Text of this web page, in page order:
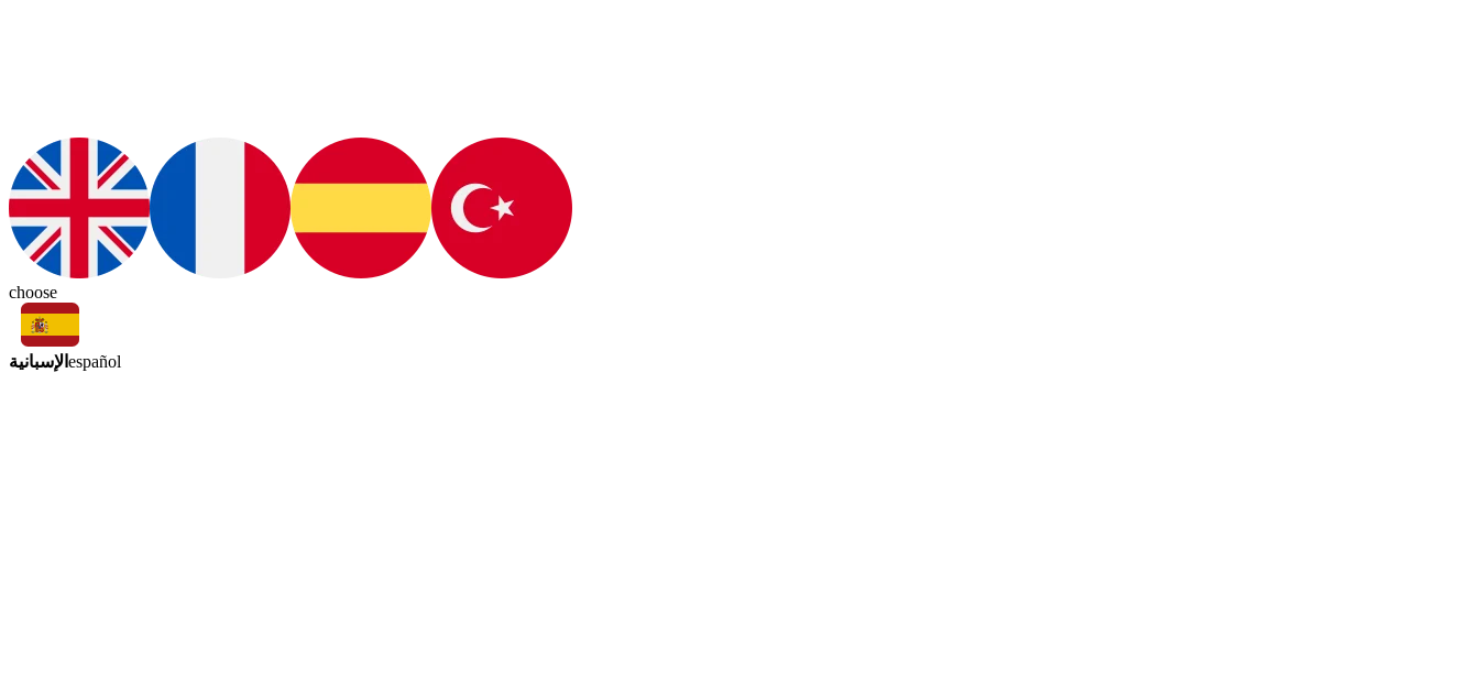
choose
الإسبانية español